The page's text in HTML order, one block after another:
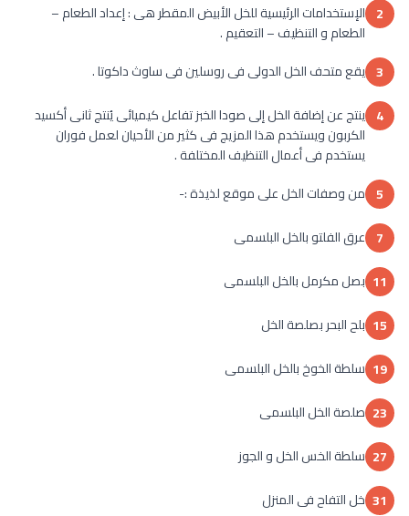
2 الإستخدامات الرئيسية للخل الأبيض المقطر هى : إعداد الطعام –
الطعام و التنظيف – التعقيم .
3 يقع متحف الخل الدولى فى روسلين فى ساوث داكوتا .
4 ينتج عن إضافة الخل إلى صودا الخبز تفاعل كيميائى يُنتج ثانى أكسيد
الكربون ويستخدم هذا المزيج فى كثير من الأحيان لعمل فوران
يستخدم فى أعمال التنظيف المختلفة .
5 من وصفات الخل على موقع لذيذة :-
7 عرق الفلتو بالخل البلسمى
11 بصل مكرمل بالخل البلسمى
15 بلح البحر بصلصة الخل
19 سلطة الخوخ بالخل البلسمى
23 صلصة الخل البلسمى
27 سلطة الخس الخل و الجوز
31 خل التفاح فى المنزل